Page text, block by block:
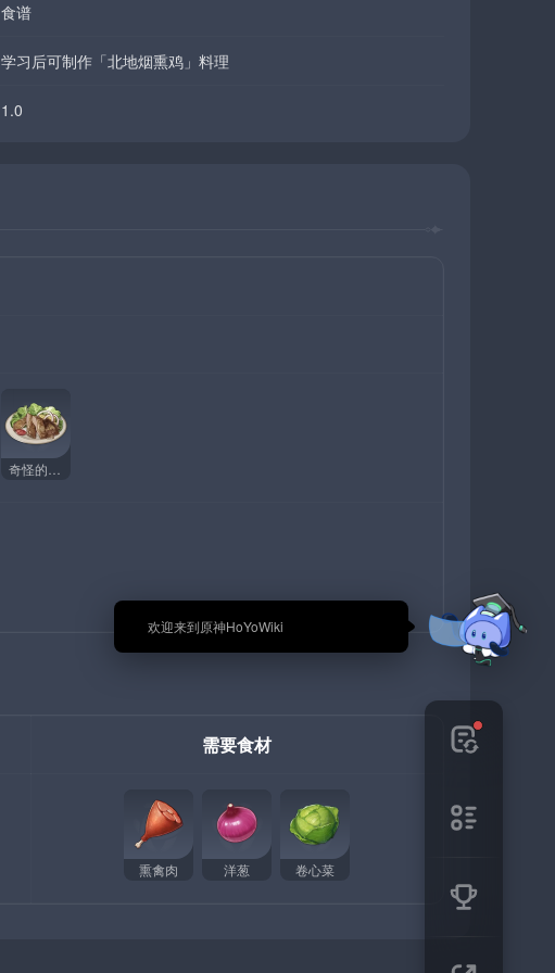
🎉 欢迎来到原神HoYoWiki
食谱
学习后可制作「北地烟熏鸡」料理
1.0
需要食材
熏禽肉 洋葱 卷心菜